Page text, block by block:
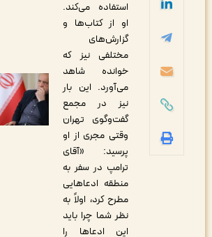
استفاده می‌کند.
او از کتاب‌ها و
گزارش‌های
مختلفی نیز که
خوانده شاهد
می‌آورد. این بار
نیز در مجمع
گفت‌وگوی تهران
وقتی مجری از او
پرسید: «آقای
ترامپ در سفر به
منطقه ادعاهایی
مطرح کرد، اولاً به
نظر شما چرا باید
این ادعاها را